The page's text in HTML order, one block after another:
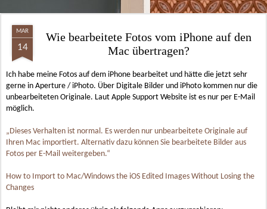
MAR
14
Wie bearbeitete Fotos vom iPhone auf den
Mac übertragen?
Ich habe meine Fotos auf dem iPhone bearbeitet und hätte die jetzt sehr
gerne in Aperture / iPhoto. Über Digitale Bilder und iPhoto kommen nur die
unbearbeiteten Originale. Laut Apple Support Website ist es nur per E-Mail
möglich.
„Dieses Verhalten ist normal. Es werden nur unbearbeitete Originale auf
Ihren Mac importiert. Alternativ dazu können Sie bearbeitete Bilder aus
Fotos per E-Mail weitergeben.“
How to Import to Mac/Windows the iOS Edited Images Without Losing the
Changes